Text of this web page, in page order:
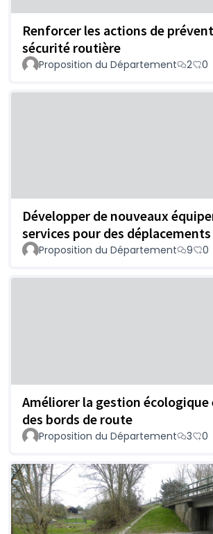
Renforcer les actions de
sécurité routière
Proposition du Département 2 0
Développer de nouveaux
services pour des
Proposition du Département 9 0
Améliorer la gestion écologique
des bords de route
Proposition du Département 3 0